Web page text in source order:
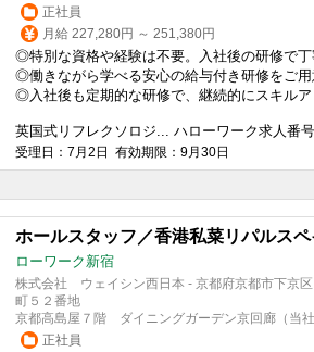
正社員
月給 227,280円 ～ 251,380円
◎特別な資格や経験は不要。入社後の研修で丁
◎働きながら学べる安心の給与付き研修をご用
◎入社後も定期的な研修で、継続的にスキルア
英国式リフレクソロジ... ハローワーク求人番
受理日：7月2日 有効期限：9月30日
ホールスタッフ／香港私菜リパルス
ローワーク新宿
株式会社 ウェイシン西日本 - 京都府京都市下京
町５２番地
京都高島屋７階 ダイニングガーデン京回廊（当社
正社員